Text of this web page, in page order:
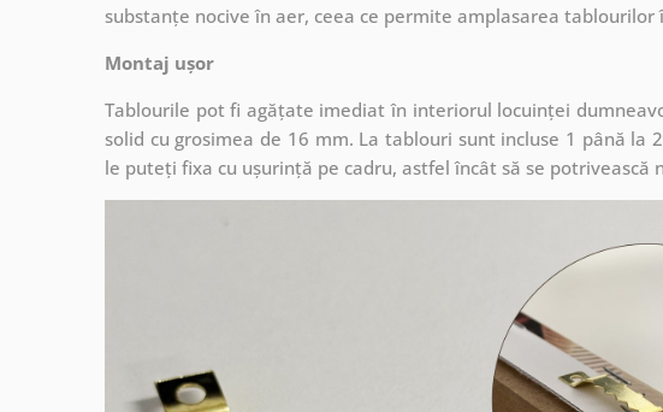
substanțe nocive în aer, ceea ce permite amplasarea tablourilor
Montaj ușor
Tablourile pot fi agățate imediat în interiorul locuinței
solid cu grosimea de 16 mm. La tablouri sunt incluse 1 până la
le puteți fixa cu ușurință pe cadru, astfel încât să se potrivească